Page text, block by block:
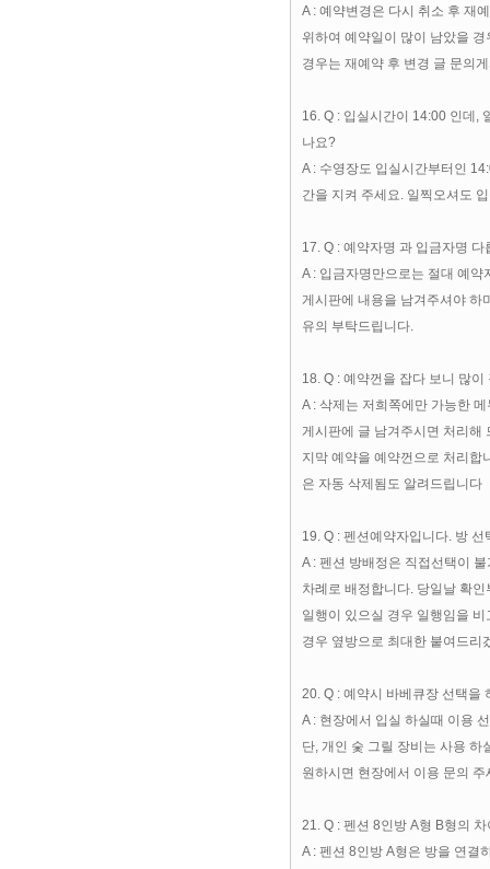
A : 예약변경은 다시 취소 후 재
위하여 예약일이 많이 남았을
경우는 재예약 후 변경 글 문의
16. Q : 입실시간이 14:00 인데,
나요?
A : 수영장도 입실시간부터인
간을 지켜 주세요. 일찍오셔도
17. Q : 예약자명 과 입금자명 다
A : 입금자명만으로는 절대 예
게시판에 내용을 남겨주셔야 하
유의 부탁드립니다.
18. Q : 예약껀을 잡다 보니 많
A : 삭제는 저희쪽에만 가능한
게시판에 글 남겨주시면 처리해
지막 예약을 예약껀으로 처리합
은 자동 삭제됨도 알려드립니다
19. Q : 펜션예약자입니다. 방 선
A : 펜션 방배정은 직접선택이
차례로 배정합니다. 당일날 확
일행이 있으실 경우 일행임을
경우 옆방으로 최대한 붙여드리
20. Q : 예약시 바베큐장 선택을
A : 현장에서 입실 하실때 이용
단, 개인 숯 그릴 장비는 사용 하
원하시면 현장에서 이용 문의
21. Q : 펜션 8인방 A형 B형의
A : 펜션 8인방 A형은 방을 연결